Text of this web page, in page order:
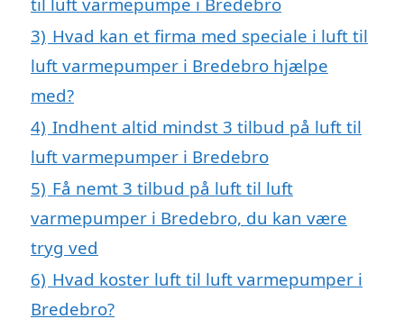
3) Hvad kan et firma med speciale i luft til
luft varmepumper i Bredebro hjælpe
med?
4) Indhent altid mindst 3 tilbud på luft til
luft varmepumper i Bredebro
5) Få nemt 3 tilbud på luft til luft
varmepumper i Bredebro, du kan være
tryg ved
6) Hvad koster luft til luft varmepumper i
Bredebro?